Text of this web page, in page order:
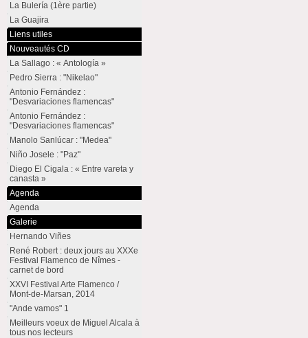
La Bulería (1ère partie)
La Guajira
Liens utiles
Nouveautés CD
La Sallago : « Antología »
Pedro Sierra : "Nikelao"
Antonio Fernández :
"Desvariaciones flamencas"
Antonio Fernández :
"Desvariaciones flamencas"
Manolo Sanlúcar : "Medea"
Niño Josele : "Paz"
Diego El Cigala : « Entre vareta y
canasta »
Agenda
Agenda
Galerie
Hernando Viñes
René Robert : deux jours au XXXe
Festival Flamenco de Nîmes -
carnet de bord
XXVI Festival Arte Flamenco /
Mont-de-Marsan, 2014
"Ande vamos" 1
Meilleurs voeux de Miguel Alcala à
tous nos lecteurs